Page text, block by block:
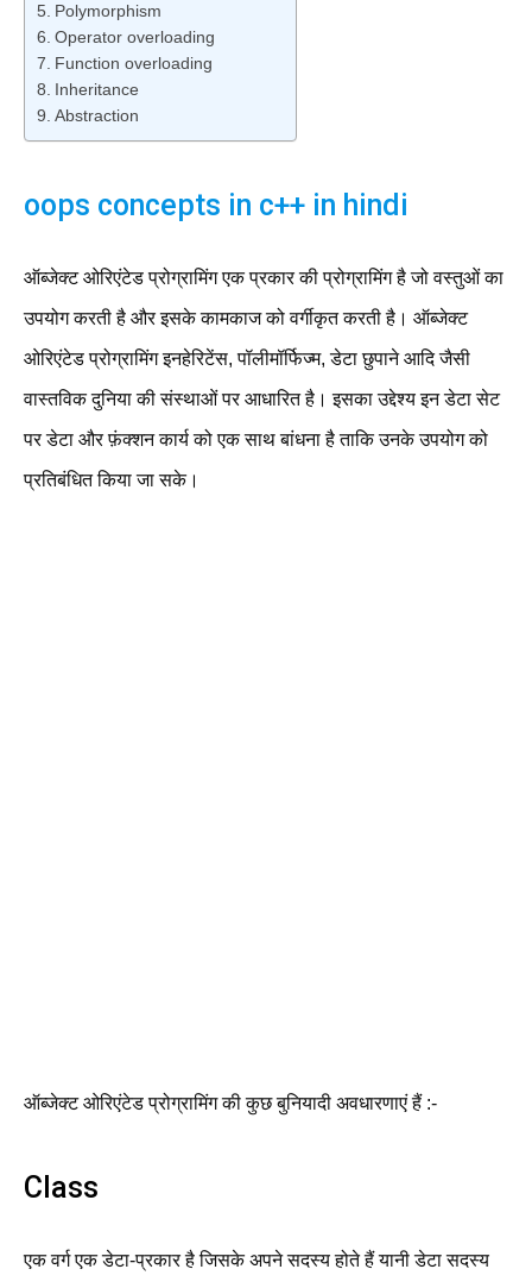
Polymorphism
Operator overloading
Function overloading
Inheritance
Abstraction
oops concepts in c++ in hindi
ऑब्जेक्ट ओरिएंटेड प्रोग्रामिंग एक प्रकार की प्रोग्रामिंग है जो वस्तुओं का
उपयोग करती है और इसके कामकाज को वर्गीकृत करती है। ऑब्जेक्ट
ओरिएंटेड प्रोग्रामिंग इनहेरिटेंस, पॉलीमॉर्फिज्म, डेटा छुपाने आदि जैसी
वास्तविक दुनिया की संस्थाओं पर आधारित है। इसका उद्देश्य इन डेटा सेट
पर डेटा और फ़ंक्शन कार्य को एक साथ बांधना है ताकि उनके उपयोग को
प्रतिबंधित किया जा सके।
ऑब्जेक्ट ओरिएंटेड प्रोग्रामिंग की कुछ बुनियादी अवधारणाएं हैं :-
Class
एक वर्ग एक डेटा-प्रकार है जिसके अपने सदस्य होते हैं यानी डेटा सदस्य